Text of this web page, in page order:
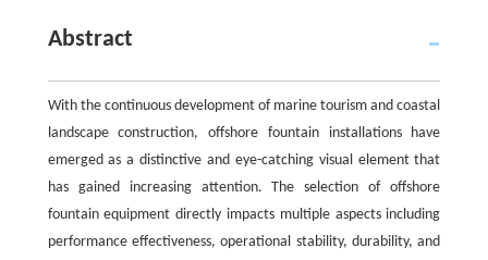
Abstract
With the continuous development of marine tourism and coastal
landscape construction, offshore fountain installations have
emerged as a distinctive and eye-catching visual element that
has gained increasing attention. The selection of offshore
fountain equipment directly impacts multiple aspects including
performance effectiveness, operational stability, durability, and